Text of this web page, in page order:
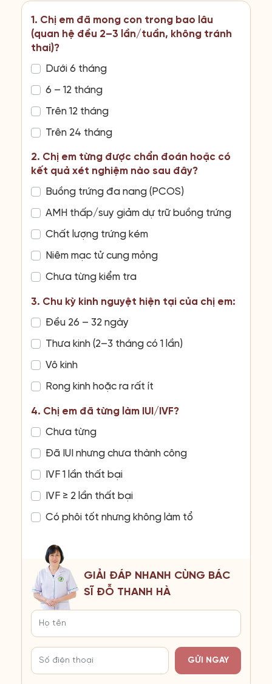
1. Chị em đã mong con trong bao lâu
(quan hệ đều 2–3 lần/tuần, không tránh
thai)?
Dưới 6 tháng
6 – 12 tháng
Trên 12 tháng
Trên 24 tháng
2. Chị em từng được chẩn đoán hoặc có
kết quả xét nghiệm nào sau đây?
Buồng trứng đa nang (PCOS)
AMH thấp/suy giảm dự trữ buồng trứng
Chất lượng trứng kém
Niêm mạc tử cung mỏng
Chưa từng kiểm tra
3. Chu kỳ kinh nguyệt hiện tại của chị em:
Đều 26 – 32 ngày
Thưa kinh (2–3 tháng có 1 lần)
Vô kinh
Rong kinh hoặc ra rất ít
4. Chị em đã từng làm IUI/IVF?
Chưa từng
Đã IUI nhưng chưa thành công
IVF 1 lần thất bại
IVF ≥ 2 lần thất bại
Có phôi tốt nhưng không làm tổ
GIẢI ĐÁP NHANH CÙNG BÁC
SĨ ĐỖ THANH HÀ
GỬI NGAY